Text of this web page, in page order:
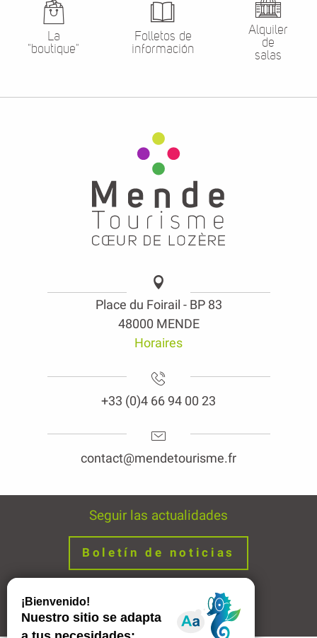
La
"boutique"
Folletos de
información
Alquiler
de
salas
Place du Foirail - BP 83
48000 MENDE
Horaires
+33 (0)4 66 94 00 23
contact@mendetourisme.fr
Seguir las actualidades
Boletín de noticias
Avisos legales Enlaces